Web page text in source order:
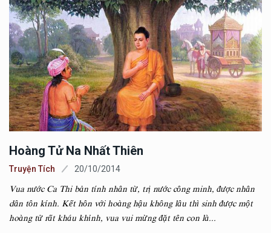
Hoàng Tử Na Nhất Thiên
Truyện Tích 20/10/2014
Vua nước Ca Thi bản tính nhân từ, trị nước công minh, được nhân
dân tôn kính. Kết hôn với hoàng hậu không lâu thì sinh được một
hoàng tử rất kháu khỉnh, vua vui mừng đặt tên con là...